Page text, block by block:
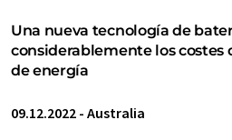
Una nueva tecnología de
considerablemente los
de energía
09.12.2022 - Australia